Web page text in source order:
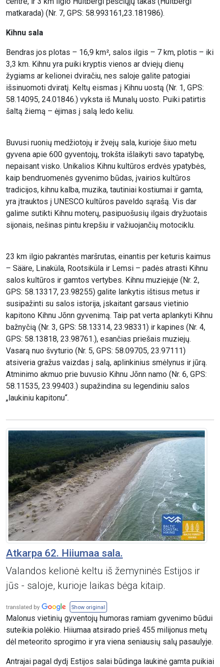
matkarada) (Nr. 7, GPS: 58.993161,23.181986).
Kihnu sala
Bendras jos plotas – 16,9 km², salos ilgis – 7 km, plotis – iki
3,3 km. Kihnu yra puiki kryptis vienos ar dviejų dienų
žygiams ar kelionei dviračiu, nes saloje galite patogiai
išsinuomoti dviratį. Keltų eismas į Kihnu uostą (Nr. 1, GPS:
58.14095, 24.01846.) vyksta iš Munalų uosto. Puiki patirtis
šaltą žiemą – ėjimas į salą ledo keliu.
Buvusi ruonių medžiotojų ir žvejų sala, kurioje šiuo metu
gyvena apie 600 gyventojų, trokšta išlaikyti savo tapatybę,
nepaisant visko. Unikalios Kihnu kultūros erdvės ypatybės,
kaip bendruomenės gyvenimo būdas, įvairios kultūros
tradicijos, kihnu kalba, muzika, tautiniai kostiumai ir gamta,
yra įtrauktos į UNESCO kultūros paveldo sąrašą. Vis dar
galime sutikti Kihnu moterų, pasipuošusių ilgais dryžuotais
sijonais, nešinas pintu krepšiu ir važiuojančių motociklu.
23 km ilgio pakrantės maršrutas, einantis per keturis kaimus
– Sääre, Linaküla, Rootsiküla ir Lemsi – padės atrasti Kihnu
salos kultūros ir gamtos vertybes. Kihnu muziejuje (Nr. 2,
GPS: 58.13317, 23.98255) galite lankytis ištisus metus ir
susipažinti su salos istorija, įskaitant garsaus vietinio
kapitono Kihnu Jõnn gyvenimą. Taip pat verta aplankyti Kihnu
bažnyčią (Nr. 3, GPS: 58.13314, 23.98331) ir kapines (Nr. 4,
GPS: 58.13818, 23.98761.), esančias priešais muziejų.
Vasarą nuo švyturio (Nr. 5, GPS: 58.09705, 23.97111)
atsiveria gražus vaizdas į salą, aplinkinius smėlynus ir jūrą.
Atminimo akmuo prie buvusio Kihnu Jõnn namo (Nr. 6, GPS:
58.11535, 23.99403.) supažindina su legendiniu salos
„laukiniu kapitonu“.
Atkarpa 62. Hiiumaa sala.
Valandos kelionė keltu iš žemyninės Estijos ir
jūs - saloje, kurioje laikas bėga kitaip.
Show original
Malonus vietinių gyventojų humoras ramiam gyvenimo būdui
suteikia polėkio. Hiiumaa atsirado prieš 455 milijonus metų
dėl meteorito sprogimo ir yra viena seniausių salų pasaulyje.
Antrajai pagal dydį Estijos salai būdinga laukinė gamta puikiai